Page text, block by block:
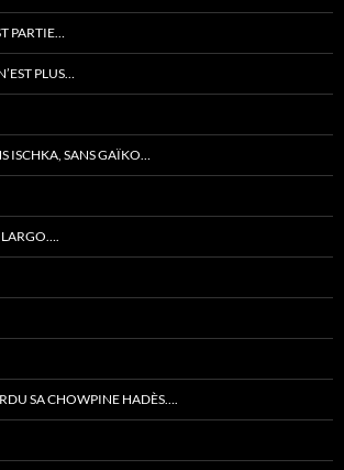
PARTIE…
PLUS…
ISCHKA, SANS GAÏKO…
LARGO….
SA CHOWPINE HADÈS….